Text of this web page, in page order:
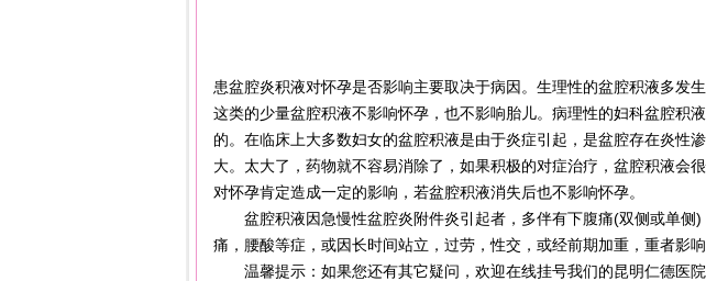
患盆腔炎积液对怀孕是否影响主要取决于病因。生理性的盆腔积液多发
这类的少量盆腔积液不影响怀孕，也不影响胎儿。病理性的妇科盆腔积
的。在临床上大多数妇女的盆腔积液是由于炎症引起，是盆腔存在炎性
大。太大了，药物就不容易消除了，如果积极的对症治疗，盆腔积液会
对怀孕肯定造成一定的影响，若盆腔积液消失后也不影响怀孕。
盆腔积液因急慢性盆腔炎附件炎引起者，多伴有下腹痛(双侧或单侧)
痛，腰酸等症，或因长时间站立，过劳，性交，或经前期加重，重者影响
温馨提示：如果您还有其它疑问，欢迎在线挂号我们的昆明仁德医院